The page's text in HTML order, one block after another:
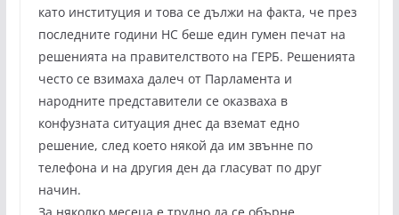
като институция и това се дължи на факта, че през
последните години НС беше един гумен печат на
решенията на правителството на ГЕРБ. Решенията
често се взимаха далеч от Парламента и
народните представители се оказваха в
конфузната ситуация днес да вземат едно
решение, след което някой да им звънне по
телефона и на другия ден да гласуват по друг
начин.